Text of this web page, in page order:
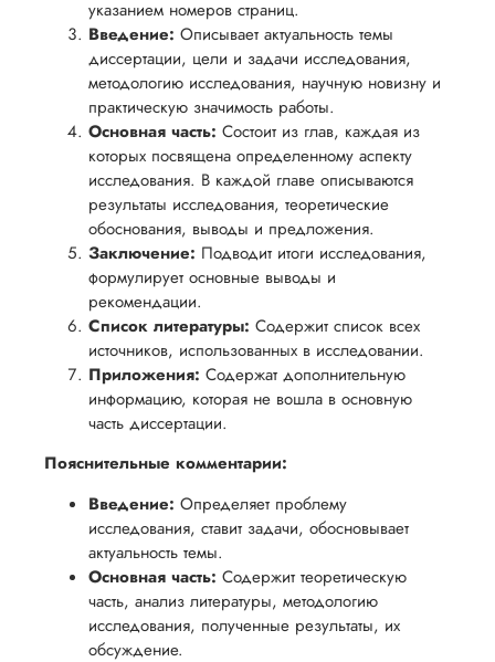
возврат.указанием номеров страниц.
Введение: Описывает актуальность темы
диссертации, цели и задачи исследования,
методологию исследования, научную новизну и
практическую значимость работы.
Основная часть: Состоит из глав, каждая из
которых посвящена определенному аспекту
исследования. В каждой главе описываются
результаты исследования, теоретические
обоснования, выводы и предложения.
Заключение: Подводит итоги исследования,
формулирует основные выводы и
рекомендации.
Список литературы: Содержит список всех
источников, использованных в исследовании.
Приложения: Содержат дополнительную
информацию, которая не вошла в основную
часть диссертации.
Пояснительные комментарии:
Введение: Определяет проблему
исследования, ставит задачи, обосновывает
актуальность темы.
Основная часть: Содержит теоретическую
часть, анализ литературы, методологию
исследования, полученные результаты, их
обсуждение.